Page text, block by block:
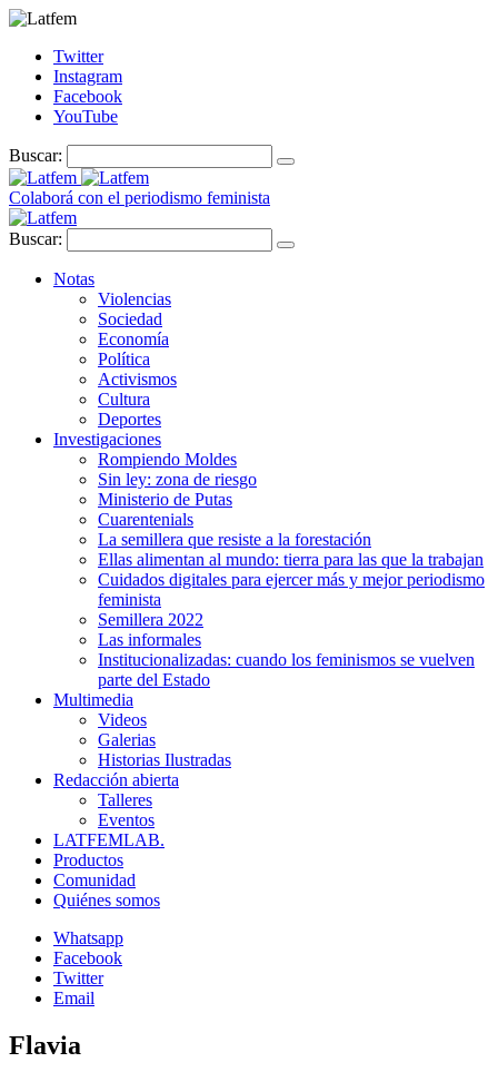
Twitter
Instagram
Facebook
YouTube
Buscar:
Colaborá con el periodismo feminista
Buscar:
Notas
Violencias
Sociedad
Economía
Política
Activismos
Cultura
Deportes
Investigaciones
Rompiendo Moldes
Sin ley: zona de riesgo
Ministerio de Putas
Cuarentenials
La semillera que resiste a la forestación
Ellas alimentan al mundo: tierra para las que la trabajan
Cuidados digitales para ejercer más y mejor periodismo
feminista
Semillera 2022
Las informales
Institucionalizadas: cuando los feminismos se vuelven
parte del Estado
Multimedia
Videos
Galerias
Historias Ilustradas
Redacción abierta
Talleres
Eventos
LATFEMLAB.
Productos
Comunidad
Quiénes somos
Whatsapp
Facebook
Twitter
Email
Flavia